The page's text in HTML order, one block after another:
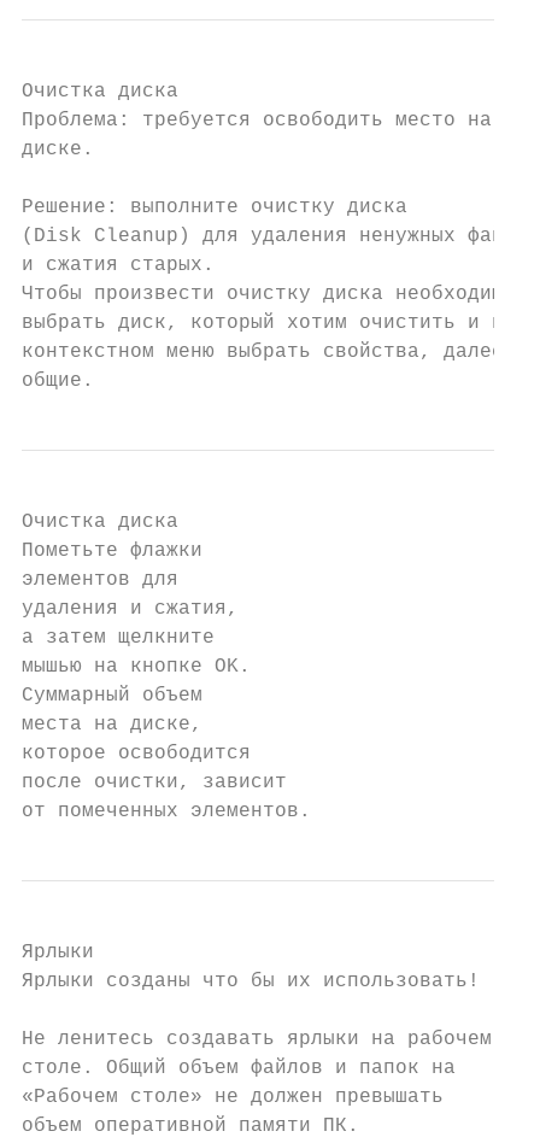
Очистка диска
Проблема: требуется освободить место на
диске.
Решение: выполните очистку диска
(Disk Cleanup) для удаления ненужных файлов
и сжатия старых.
Чтобы произвести очистку диска необходимо
выбрать диск, который хотим очистить и в
контекстном меню выбрать свойства, далее
общие.
Очистка диска
Пометьте флажки
элементов для
удаления и сжатия,
а затем щелкните
мышью на кнопке OK.
Суммарный объем
места на диске,
которое освободится
после очистки, зависит
от помеченных элементов.
Ярлыки
Ярлыки созданы что бы их использовать!
Не ленитесь создавать ярлыки на рабочем
столе. Общий объем файлов и папок на
«Рабочем столе» не должен превышать
объем оперативной памяти ПК.